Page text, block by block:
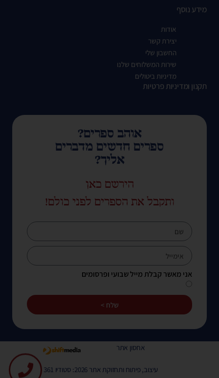
מידע נוסף
אודות
יצירת קשר
החשבון שלי
שירות המשלוחים שלנו
מדיניות ביטולים
תקנון ומדיניות פרטיות
אוהב ספרים?
ספרים חדשים מדברים
אליך?
הירשם כאן
ותקבל את הספרים לפני כולם!
אני מאשר קבלת מייל שבועי ופרסומים
שלח >
אחסון אתר
עיצוב, פיתוח ותחזוקת אתר 2026: סטודיו 361